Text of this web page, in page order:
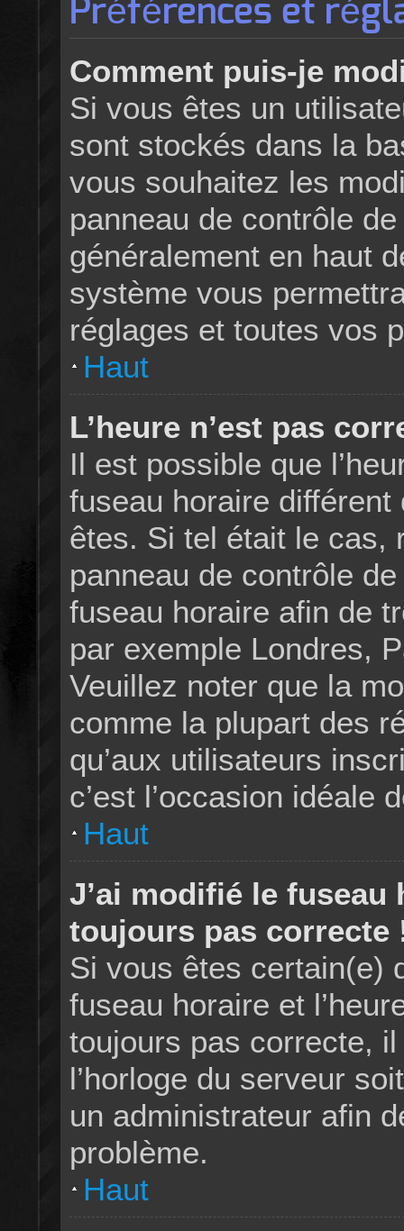
Préférences et
Comment puis-je
Si vous êtes un
sont stockés dans la
vous souhaitez les
panneau de contrôle
généralement en haut
système vous
réglages et toutes vos
Haut
L’heure n’est pas
Il est possible que
fuseau horaire
êtes. Si tel était le cas,
panneau de contrôle
fuseau horaire afin de
par exemple Londres,
Veuillez noter que la
comme la plupart des
qu’aux utilisateurs
c’est l’occasion idéale
Haut
J’ai modifié le fuseau
toujours pas correcte
Si vous êtes certain(e)
fuseau horaire et
toujours pas correcte,
l’horloge du serveur
un administrateur afin
problème.
Haut